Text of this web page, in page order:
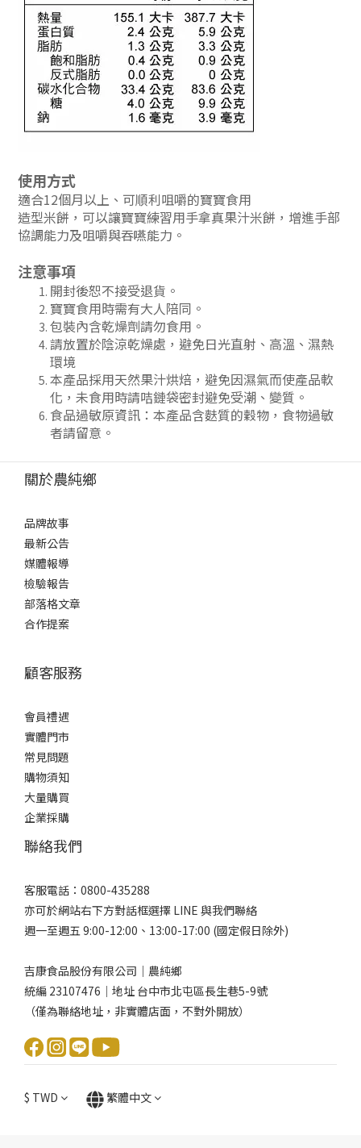
使用方式
適合12個月以上、可順利咀嚼的寶寶食用
造型米餅，可以讓寶寶練習用手拿真果汁米餅，增進手部
協調能力及咀嚼與吞嚥能力。
注意事項
開封後恕不接受退貨。
寶寶食用時需有大人陪同。
包裝內含乾燥劑請勿食用。
請放置於陰涼乾燥處，避免日光直射、高溫、濕熱
環境
本產品採用天然果汁烘焙，避免因濕氣而使產品軟
化，未食用時請咭鏈袋密封避免受潮、變質。
食品過敏原資訊：本產品含麩質的穀物，食物過敏
者請留意。
關於農純鄉
品牌故事
最新公告
媒體報導
檢驗報告
部落格文章
合作提案
顧客服務
會員禮遇
實體門市
常見問題
購物須知
大量購買
企業採購
聯絡我們
客服電話：0800-435288
亦可於網站右下方對話框選擇 LINE 與我們聯絡
週一至週五 9:00-12:00、13:00-17:00 (國定假日除外)
吉康食品股份有限公司｜農純鄉
統編 23107476｜地址 台中市北屯區長生巷5-9號
（僅為聯絡地址，非實體店面，不對外開放）
$ TWD 繁體中文